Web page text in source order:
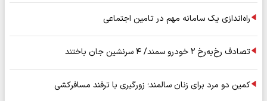
راه‌اندازی یک سامانه مهم در تامین اجتماعی
تصادف رخ‌به‌رخ ۲ خودرو سمند/ ۴ سرنشین جان باختند
کمین دو مرد برای زنان سالمند؛ زورگیری با ترفند مسافرکشی